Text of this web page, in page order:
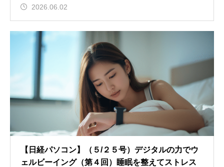
2026.06.02
【日経パソコン】（５/２５号）デジタルの力でウ
ェルビーイング（第４回）睡眠を整えてストレス